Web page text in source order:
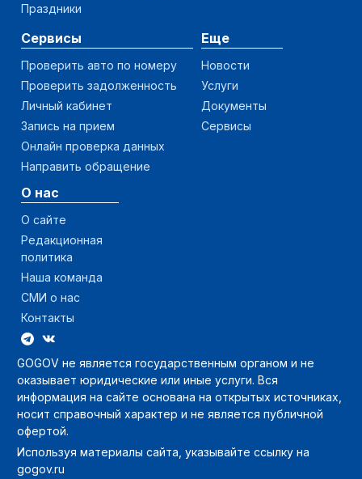
Праздники
Сервисы
Проверить авто по номеру
Проверить задолженность
Личный кабинет
Запись на прием
Онлайн проверка данных
Направить обращение
Еще
Новости
Услуги
Документы
Сервисы
О нас
О сайте
Редакционная
политика
Наша команда
СМИ о нас
Контакты
GOGOV не является государственным органом и не
оказывает юридические или иные услуги. Вся
информация на сайте основана на открытых источниках,
носит справочный характер и не является публичной
офертой.
Используя материалы сайта, указывайте ссылку на
gogov.ru